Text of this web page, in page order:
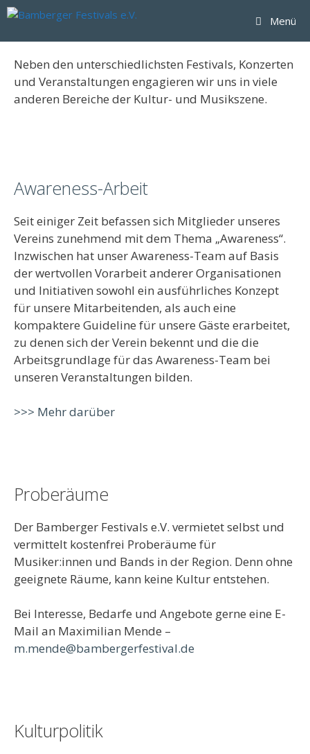
Zum
springen
Menü
Neben den unterschiedlichsten Festivals, Konzerten
und Veranstaltungen engagieren wir uns in viele
anderen Bereiche der Kultur- und Musikszene.
Awareness-Arbeit
Seit einiger Zeit befassen sich Mitglieder unseres
Vereins zunehmend mit dem Thema „Awareness“.
Inzwischen hat unser Awareness-Team auf Basis
der wertvollen Vorarbeit anderer Organisationen
und Initiativen sowohl ein ausführliches Konzept
für unsere Mitarbeitenden, als auch eine
kompaktere Guideline für unsere Gäste erarbeitet,
zu denen sich der Verein bekennt und die die
Arbeitsgrundlage für das Awareness-Team bei
unseren Veranstaltungen bilden.
>>> Mehr darüber
Proberäume
Der Bamberger Festivals e.V. vermietet selbst und
vermittelt kostenfrei Proberäume für
Musiker:innen und Bands in der Region. Denn ohne
geeignete Räume, kann keine Kultur entstehen.
Bei Interesse, Bedarfe und Angebote gerne eine E-
Mail an Maximilian Mende –
m.mende@bambergerfestival.de
Kulturpolitik